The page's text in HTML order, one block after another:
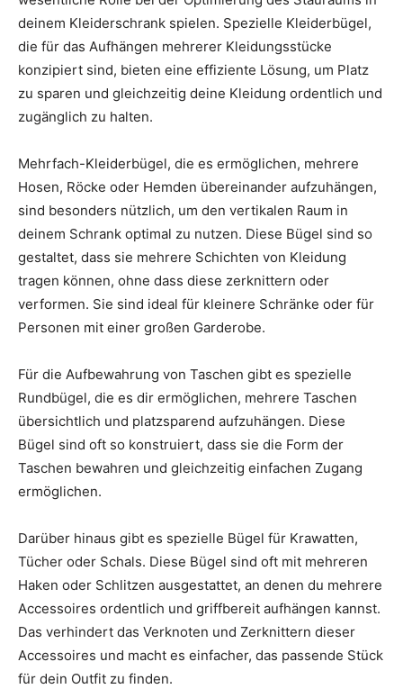
deinem Kleiderschrank spielen. Spezielle Kleiderbügel,
die für das Aufhängen mehrerer Kleidungsstücke
konzipiert sind, bieten eine effiziente Lösung, um Platz
zu sparen und gleichzeitig deine Kleidung ordentlich und
zugänglich zu halten.
Mehrfach-Kleiderbügel, die es ermöglichen, mehrere
Hosen, Röcke oder Hemden übereinander aufzuhängen,
sind besonders nützlich, um den vertikalen Raum in
deinem Schrank optimal zu nutzen. Diese Bügel sind so
gestaltet, dass sie mehrere Schichten von Kleidung
tragen können, ohne dass diese zerknittern oder
verformen. Sie sind ideal für kleinere Schränke oder für
Personen mit einer großen Garderobe.
Für die Aufbewahrung von Taschen gibt es spezielle
Rundbügel, die es dir ermöglichen, mehrere Taschen
übersichtlich und platzsparend aufzuhängen. Diese
Bügel sind oft so konstruiert, dass sie die Form der
Taschen bewahren und gleichzeitig einfachen Zugang
ermöglichen.
Darüber hinaus gibt es spezielle Bügel für Krawatten,
Tücher oder Schals. Diese Bügel sind oft mit mehreren
Haken oder Schlitzen ausgestattet, an denen du mehrere
Accessoires ordentlich und griffbereit aufhängen kannst.
Das verhindert das Verknoten und Zerknittern dieser
Accessoires und macht es einfacher, das passende Stück
für dein Outfit zu finden.